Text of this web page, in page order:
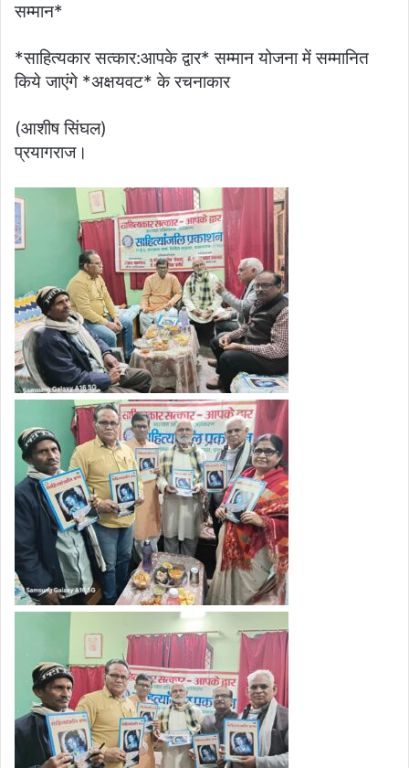
सम्मान*
*साहित्यकार सत्कार:आपके द्वार* सम्मान योजना में सम्मानित
किये जाएंगे *अक्षयवट* के रचनाकार
(आशीष सिंघल)
प्रयागराज।